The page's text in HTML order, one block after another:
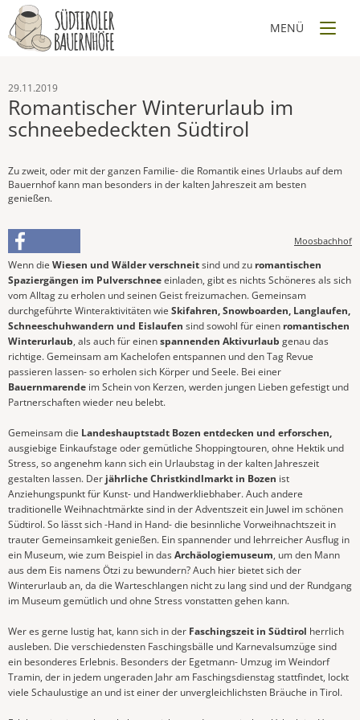
29.11.2019
Romantischer Winterurlaub im
schneebedeckten Südtirol
Zu zweit, oder mit der ganzen Familie- die Romantik eines Urlaubs auf dem
Bauernhof kann man besonders in der kalten Jahreszeit am besten
genießen.
Moosbachhof
Wenn die Wiesen und Wälder verschneitsind und zu romantischen
Spaziergängen im Pulverschneeeinladen, gibt es nichts Schöneres als sich
vom Alltag zu erholen und seinen Geist freizumachen. Gemeinsam
durchgeführte Winteraktivitäten wie Skifahren, Snowboarden, Langlaufen,
Schneeschuhwandern und Eislaufen sind sowohl für einen romantischen
Winterurlaub, als auch für einenspannenden Aktivurlaub genau das
richtige. Gemeinsam am Kachelofen entspannen und den Tag Revue
passieren lassen- so erholen sich Körper und Seele. Bei einer
Bauernmarende im Schein von Kerzen, werden jungen Lieben gefestigt und
Partnerschaften wieder neu belebt.
Gemeinsam die Landeshauptstadt Bozen entdecken und erforschen,
ausgiebige Einkaufstage oder gemütliche Shoppingtouren, ohne Hektik und
Stress, so angenehm kann sich ein Urlaubstag in der kalten Jahreszeit
gestalten lassen. Der jährliche Christkindlmarkt in Bozen ist
Anziehungspunkt für Kunst- und Handwerkliebhaber. Auch andere
traditionelle Weihnachtmärkte sind in der Adventszeit ein Juwel im schönen
Südtirol. So lässt sich -Hand in Hand- die besinnliche Vorweihnachtszeit in
trauter Gemeinsamkeit genießen. Ein spannender und lehrreicher Ausflug in
ein Museum, wie zum Beispiel in dasArchäologiemuseum, um den Mann
aus dem Eis namens Ötzi zu bewundern? Auch hier bietet sich der
Winterurlaub an, da die Warteschlangen nicht zu lang sind und der Rundgang
im Museum gemütlich und ohne Stress vonstatten gehen kann.
Wer es gerne lustig hat, kann sich in der Faschingszeit in Südtirol herrlich
ausleben. Die verschiedensten Faschingsbälle und Karnevalsumzüge sind
ein besonderes Erlebnis. Besonders der Egetmann- Umzug im Weindorf
Tramin, der in jedem ungeraden Jahr am Faschingsdienstag stattfindet, lockt
viele Schaulustige an und ist einer der unvergleichlichsten Bräuche in Tirol.